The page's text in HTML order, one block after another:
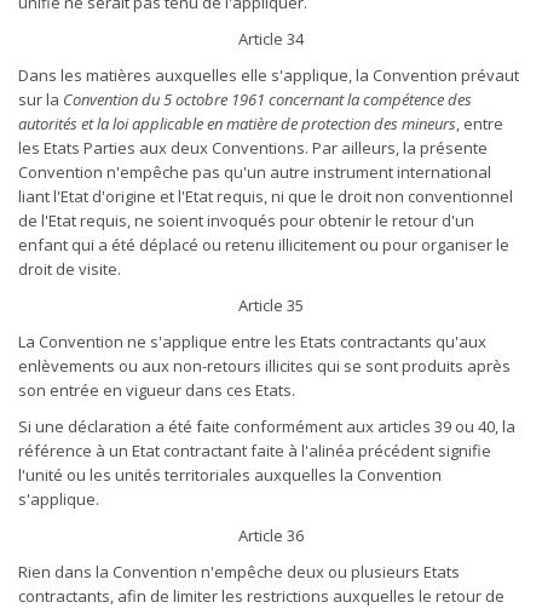
Article 34
Dans les matières auxquelles elle s'applique, la Convention prévaut
sur la Convention du 5 octobre 1961 concernant la compétence des
autorités et la loi applicable en matière de protection des mineurs, entre
les Etats Parties aux deux Conventions. Par ailleurs, la présente
Convention n'empêche pas qu'un autre instrument international
liant l'Etat d'origine et l'Etat requis, ni que le droit non conventionnel
de l'Etat requis, ne soient invoqués pour obtenir le retour d'un
enfant qui a été déplacé ou retenu illicitement ou pour organiser le
droit de visite.
Article 35
La Convention ne s'applique entre les Etats contractants qu'aux
enlèvements ou aux non-retours illicites qui se sont produits après
son entrée en vigueur dans ces Etats.
Si une déclaration a été faite conformément aux articles 39 ou 40, la
référence à un Etat contractant faite à l'alinéa précédent signifie
l'unité ou les unités territoriales auxquelles la Convention
s'applique.
Article 36
Rien dans la Convention n'empêche deux ou plusieurs Etats
contractants, afin de limiter les restrictions auxquelles le retour de